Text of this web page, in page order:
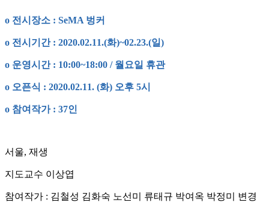
o 전시장소 : SeMA 벙커
o 전시기간 : 2020.02.11.(화)~02.23.(일)
o 운영시간 : 10:00~18:00 / 월요일 휴관
o 오픈식 : 2020.02.11. (화) 오후 5시
o 참여작가 : 37인
서울, 재생
지도교수 이상엽
참여작가 : 김철성 김화숙 노선미 류태규 박여옥 박정미 변경